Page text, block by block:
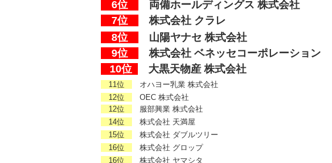
6位
両備ホールディングス 株式会社
7位
株式会社 クラレ
8位
山陽ヤナセ 株式会社
9位
株式会社 ベネッセコーポレーション
10位
大黒天物産 株式会社
11位
オハヨー乳業 株式会社
12位
OEC 株式会社
12位
服部興業 株式会社
14位
株式会社 天満屋
15位
株式会社 ダブルツリー
16位
株式会社 グロップ
16位
株式会社 ヤマシタ